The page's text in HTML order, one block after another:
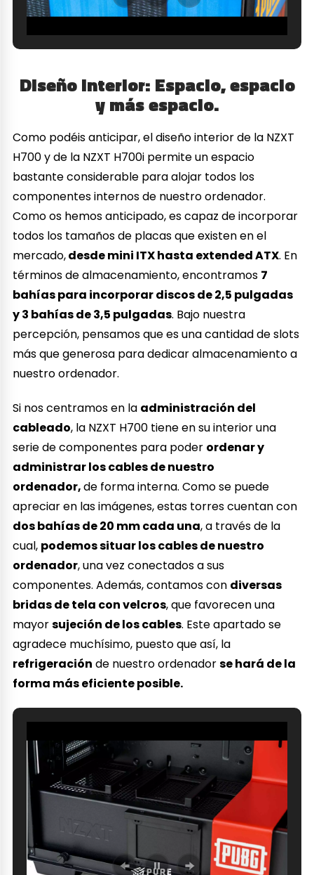
Diseño Interior: Espacio, espacio
y más espacio.
Como podéis anticipar, el diseño interior de la NZXT
H700 y de la NZXT H700i permite un espacio
bastante considerable para alojar todos los
componentes internos de nuestro ordenador.
Como os hemos anticipado, es capaz de incorporar
todos los tamaños de placas que existen en el
mercado,desde mini ITX hasta extended ATX. En
términos de almacenamiento, encontramos 7
bahías para incorporar discos de 2,5 pulgadas
y 3 bahías de 3,5 pulgadas. Bajo nuestra
percepción, pensamos que es una cantidad de slots
más que generosa para dedicar almacenamiento a
nuestro ordenador.
Si nos centramos en la administración del
cableado, la NZXT H700 tiene en su interior una
serie de componentes para poder ordenar y
administrar los cables de nuestro
ordenador,de forma interna. Como se puede
apreciar en las imágenes, estas torres cuentan con
dos bahías de 20 mm cada una, a través de la
cual, podemos situar los cables de nuestro
ordenador, una vez conectados a sus
componentes. Además, contamos con diversas
bridas de tela con velcros, que favorecen una
mayorsujeción de los cables. Este apartado se
agradece muchísimo, puesto que así, la
refrigeración de nuestro ordenadorse hará de la
forma más eficiente posible.